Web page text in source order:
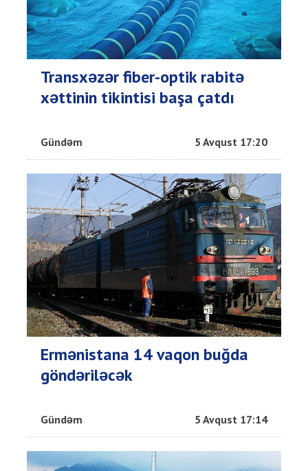
Transxəzər fiber-optik rabitə
xəttinin tikintisi başa çatdı
Gündəm 5 Avqust 17:20
Ermənistana 14 vaqon buğda
göndəriləcək
Gündəm 5 Avqust 17:14